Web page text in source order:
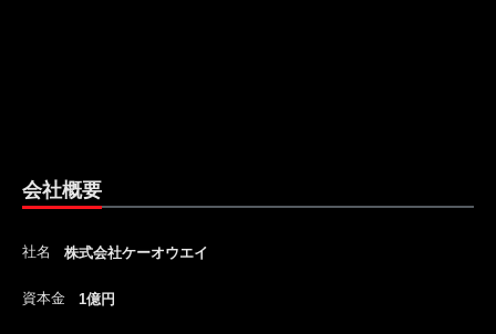
会社概要
社名 株式会社ケーオウエイ
資本金 1億円